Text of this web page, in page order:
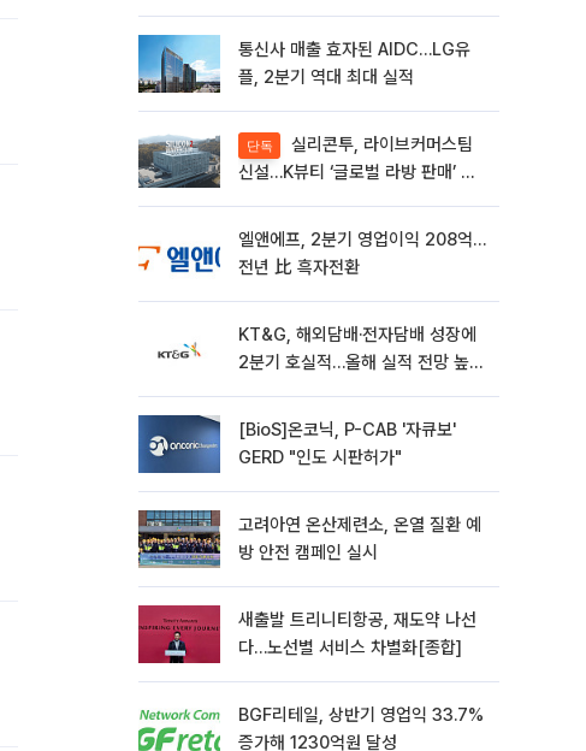
통신사 매출 효자된 AIDC…LG유
플, 2분기 역대 최대 실적
단독
신설…K뷰티 ‘글로벌 라방 판매’ 확
엘앤에프, 2분기 영업이익 208억…
전년 比 흑자전환
KT&G, 해외담배·전자담배 성장에
2분기 호실적…올해 실적 전망 높였
[BioS]온코닉, P-CAB '자큐보'
GERD "인도 시판허가"
고려아연 온산제련소, 온열 질환 예
방 안전 캠페인 실시
새출발 트리니티항공, 재도약 나선
다…노선별 서비스 차별화[종합]
BGF리테일, 상반기 영업익 33.7%
증가해 1230억원 달성